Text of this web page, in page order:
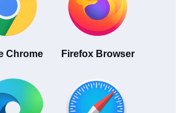
Chrome Firefox Browser